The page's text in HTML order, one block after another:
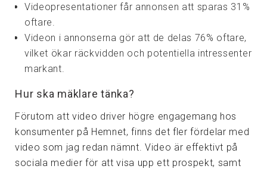
Videopresentationer får annonsen att sparas 31%
oftare.
Videon i annonserna gör att de delas 76% oftare,
vilket ökar räckvidden och potentiella intressenter
markant.
Hur ska mäklare tänka?
Förutom att video driver högre engagemang hos
konsumenter på Hemnet, finns det fler fördelar med
video som jag redan nämnt. Video är effektivt på
sociala medier för att visa upp ett prospekt, samt